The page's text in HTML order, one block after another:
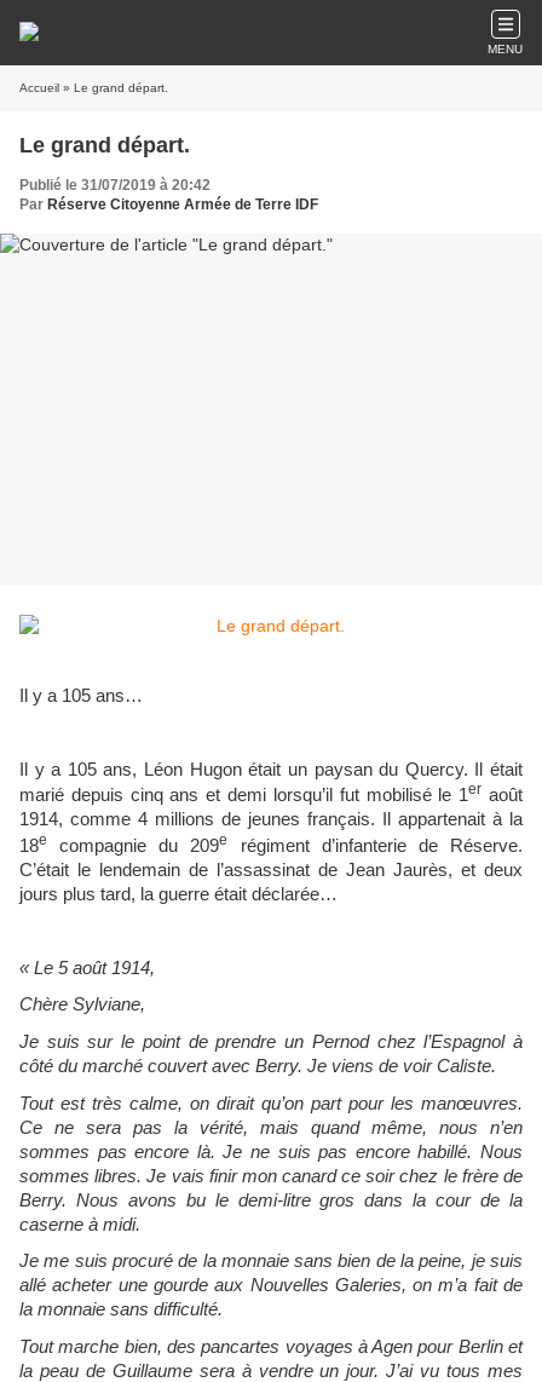
MENU
Accueil » Le grand départ.
Le grand départ.
Publié le 31/07/2019 à 20:42
Par Réserve Citoyenne Armée de Terre IDF
Il y a 105 ans…
Il y a 105 ans, Léon Hugon était un paysan du Quercy. Il était
marié depuis cinq ans et demi lorsqu’il fut mobilisé le 1er août
1914, comme 4 millions de jeunes français. Il appartenait à la
18e compagnie du 209e
régiment d’infanterie de Réserve.
C’était le lendemain de l’assassinat de Jean Jaurès, et deux
jours plus tard, la guerre était déclarée…
« Le 5 août 1914,
Chère Sylviane,
Je suis sur le point de prendre un Pernod chez l’Espagnol à
côté du marché couvert avec Berry. Je viens de voir Caliste.
Tout est très calme, on dirait qu’on part pour les manœuvres.
Ce ne sera pas la vérité, mais quand même, nous n’en
sommes pas encore là. Je ne suis pas encore habillé. Nous
sommes libres. Je vais finir mon canard ce soir chez le frère de
Berry. Nous avons bu le demi-litre gros dans la cour de la
caserne à midi.
Je me suis procuré de la monnaie sans bien de la peine, je suis
allé acheter une gourde aux Nouvelles Galeries, on m’a fait de
la monnaie sans difficulté.
Tout marche bien, des pancartes voyages à Agen pour Berlin et
la peau de Guillaume sera à vendre un jour. J’ai vu tous mes